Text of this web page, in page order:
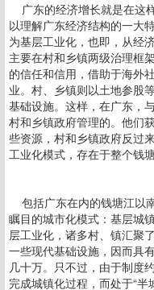
广东的经济增长就是在这
以理解广东经济结构的一大
为基层工业化，也即，从经
主要在村和乡镇两级治理框
的信任和信用，借助于海外
业。村、乡镇则以土地参股
基础设施。这样，在广东，
村和乡镇政府管理的。他们
些资源，村和乡镇政府反过
工业化模式，存在于整个钱
包括广东在内的钱塘江以
瞩目的城市化模式：基层城
层工业化，诸多村、镇汇聚
一些现代基础设施，因而具
几十万。只不过，由于制度
完成城镇化过程，而处于“半